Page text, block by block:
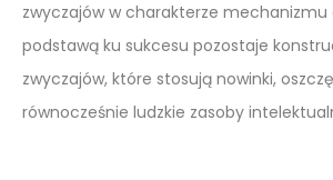
zwyczajów w charakterze mechanizmu
podstawą ku sukcesu pozostaje
zwyczajów, które stosują nowinki,
równocześnie ludzkie zasoby